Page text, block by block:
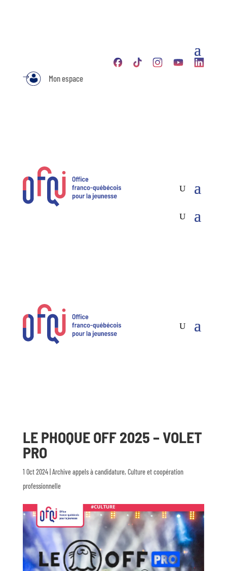
Mon espace
LE PHOQUE OFF 2025 – VOLET
PRO
1 Oct 2024| Archive appels à candidature, Culture et coopération
professionnelle